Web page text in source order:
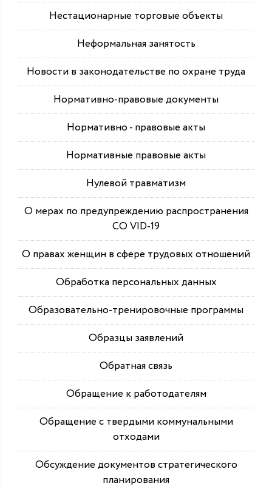
Нестационарные торговые объекты
Неформальная занятость
Новости в законодательстве по охране труда
Нормативно-правовые документы
Нормативно - правовые акты
Нормативные правовые акты
Нулевой травматизм
О мерах по предупреждению распространения
СО VID-19
О правах женщин в сфере трудовых отношений
Обработка персональных данных
Образовательно-тренировочные программы
Образцы заявлений
Обратная связь
Обращение к работодателям
Обращение с твердыми коммунальными
отходами
Обсуждение документов стратегического
планирования